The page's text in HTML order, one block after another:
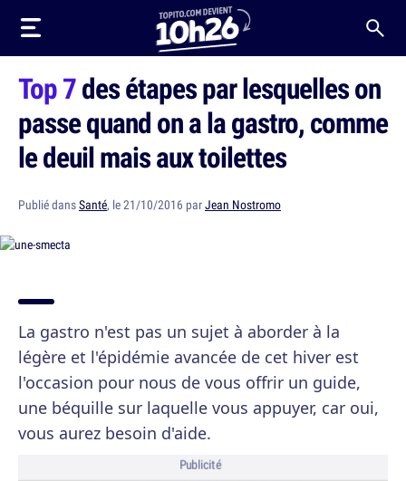
Top 7des étapes par lesquelles on
passe quand on a la gastro, comme
le deuil mais aux toilettes
Publié dansSanté, le 21/10/2016 parJean Nostromo
La gastro n'est pas un sujet à aborder à la
légère et l'épidémie avancée de cet hiver est
l'occasion pour nous de vous offrir un guide,
une béquille sur laquelle vous appuyer, car oui,
vous aurez besoin d'aide.
Publicité